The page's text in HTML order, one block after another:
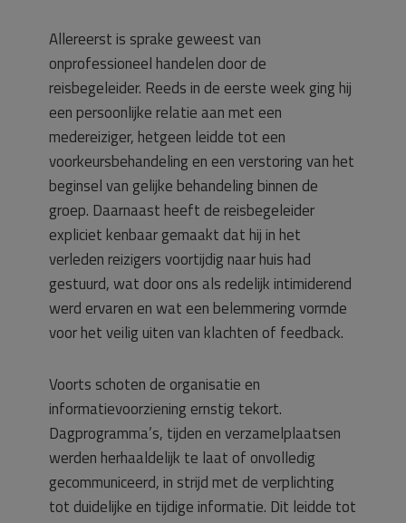
Allereerst is sprake geweest van
onprofessioneel handelen door de
reisbegeleider. Reeds in de eerste week ging hij
een persoonlijke relatie aan met een
medereiziger, hetgeen leidde tot een
voorkeursbehandeling en een verstoring van het
beginsel van gelijke behandeling binnen de
groep. Daarnaast heeft de reisbegeleider
expliciet kenbaar gemaakt dat hij in het
verleden reizigers voortijdig naar huis had
gestuurd, wat door ons als redelijk intimiderend
werd ervaren en wat een belemmering vormde
voor het veilig uiten van klachten of feedback.
Voorts schoten de organisatie en
informatievoorziening ernstig tekort.
Dagprogramma’s, tijden en verzamelplaatsen
werden herhaaldelijk te laat of onvolledig
gecommuniceerd, in strijd met de verplichting
tot duidelijke en tijdige informatie. Dit leidde tot